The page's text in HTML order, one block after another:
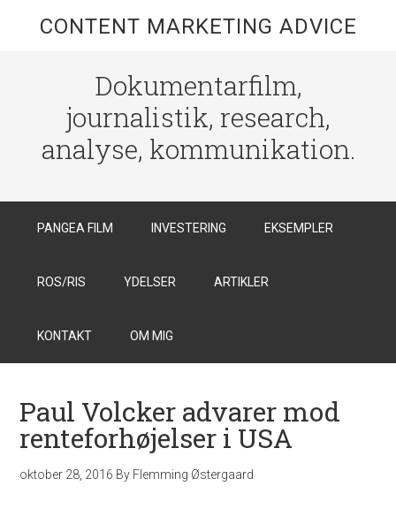
CONTENT MARKETING ADVICE
Dokumentarfilm,
journalistik, research,
analyse, kommunikation.
PANGEA FILM INVESTERING EKSEMPLER
ROS/RIS YDELSER ARTIKLER
KONTAKT OM MIG
Paul Volcker advarer mod
renteforhøjelser i USA
oktober 28, 2016 By Flemming Østergaard